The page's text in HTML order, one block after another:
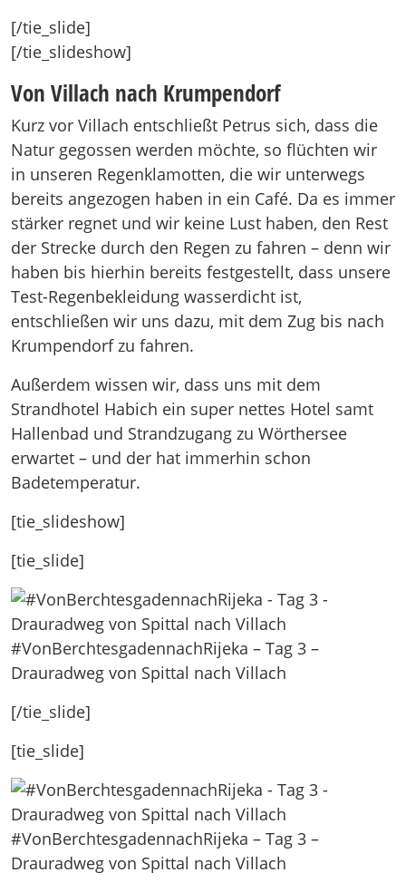
[/tie_slide]
[/tie_slideshow]
Von Villach nach Krumpendorf
Kurz vor Villach entschließt Petrus sich, dass die
Natur gegossen werden möchte, so flüchten wir
in unseren Regenklamotten, die wir unterwegs
bereits angezogen haben in ein Café. Da es immer
stärker regnet und wir keine Lust haben, den Rest
der Strecke durch den Regen zu fahren – denn wir
haben bis hierhin bereits festgestellt, dass unsere
Test-Regenbekleidung wasserdicht ist,
entschließen wir uns dazu, mit dem Zug bis nach
Krumpendorf zu fahren.
Außerdem wissen wir, dass uns mit dem
Strandhotel Habich ein super nettes Hotel samt
Hallenbad und Strandzugang zu Wörthersee
erwartet – und der hat immerhin schon
Badetemperatur.
[tie_slideshow]
[tie_slide]
#VonBerchtesgadennachRijeka – Tag 3 –
Drauradweg von Spittal nach Villach
[/tie_slide]
[tie_slide]
#VonBerchtesgadennachRijeka – Tag 3 –
Drauradweg von Spittal nach Villach